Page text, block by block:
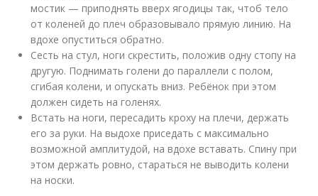
мостик — приподнять вверх ягодицы так, чтоб тело
от коленей до плеч образовывало прямую линию. На
вдохе опуститься обратно.
Сесть на стул, ноги скрестить, положив одну стопу на
другую. Поднимать голени до параллели с полом,
сгибая колени, и опускать вниз. Ребёнок при этом
должен сидеть на голенях.
Встать на ноги, пересадить кроху на плечи, держать
его за руки. На выдохе приседать с максимально
возможной амплитудой, на вдохе вставать. Спину при
этом держать ровно, стараться не выводить колени
на носки.